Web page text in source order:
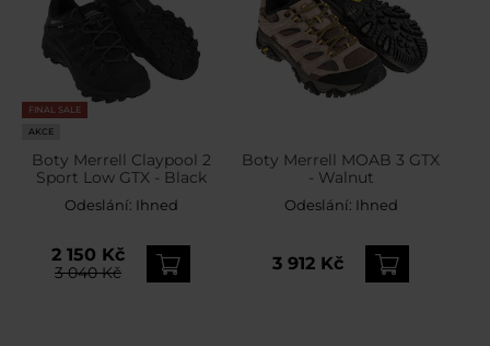
FINAL SALE
AKCE
Boty Merrell Claypool 2
Sport Low GTX - Black
Odeslání: Ihned
2 150 Kč
3 040 Kč
Boty Merrell MOAB 3 GTX
- Walnut
Odeslání: Ihned
3 912 Kč